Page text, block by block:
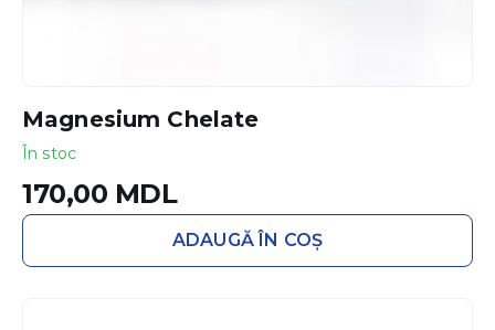
Magnesium Chelate
În stoc
170,00 MDL
ADAUGĂ ÎN COȘ